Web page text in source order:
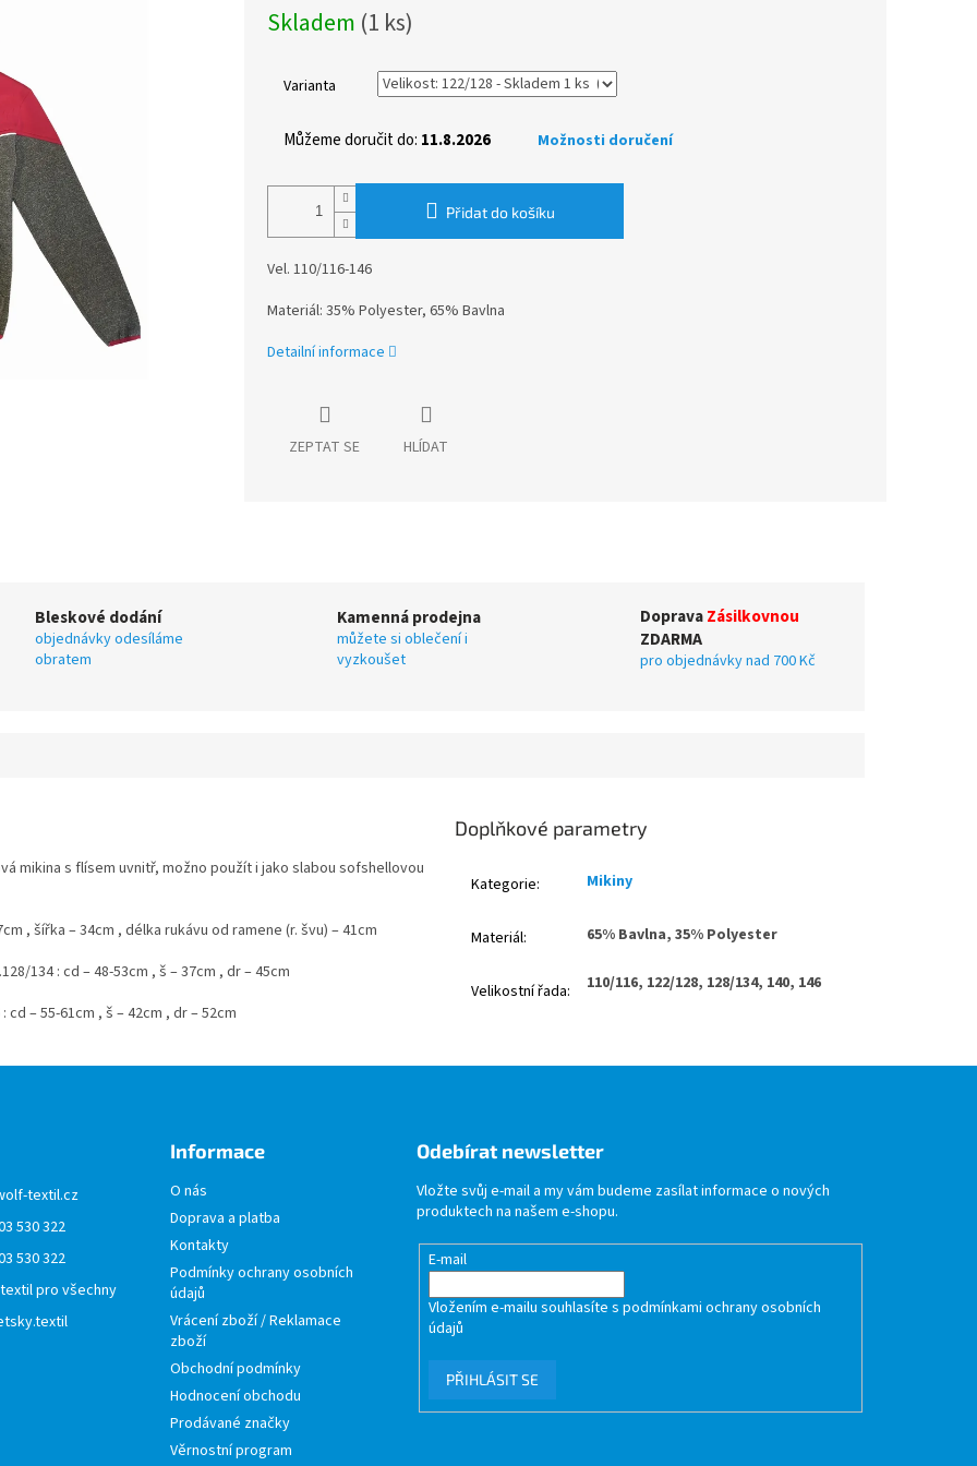
cena:
Skladem (1 ks)
Varianta
Můžeme doručit do: 11.8.2026 Možnosti doručení
Přidat do košíku
Vel. 110/116-146
Materiál: 35% Polyester, 65% Bavlna
Detailní informace
ZEPTAT SE HLÍDAT
Bleskové dodání
objednávky odesíláme
obratem
Kamenná prodejna
můžete si oblečení i
vyzkoušet
DopravaZásilkovnou
ZDARMA
pro objednávky nad 700 Kč
mikina s flísem uvnitř, možno použít i jako slabou sofshellovou
, šířka – 34cm , délka rukávu od ramene (r. švu) – 41cm
134 : cd – 48-53cm , š – 37cm , dr – 45cm
– 55-61cm , š – 42cm , dr – 52cm
Doplňkové parametry
Kategorie: Mikiny
Materiál: 65% Bavlna, 35% Polyester
Velikostní řada: 110/116, 122/128, 128/134, 140, 146
textil.cz
530 322
530 322
pro všechny
Informace
O nás
Doprava a platba
Kontakty
Podmínky ochrany osobních
údajů
Vrácení zboží / Reklamace
zboží
Obchodní podmínky
Hodnocení obchodu
Prodávané značky
Věrnostní program
Odebírat newsletter
Vložte svůj e-mail a my vám budeme zasílat informace o nových
produktech na našem e-shopu.
E-mail
Vložením e-mailu souhlasíte spodmínkami ochrany osobních
údajů
PŘIHLÁSIT SE